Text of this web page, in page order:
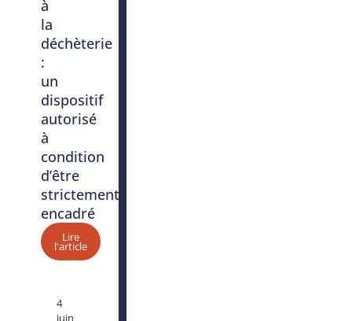
à
la
déchèterie
:
un
dispositif
autorisé
à
condition
d’être
strictement
encadré
Lire
l'article
4
juin